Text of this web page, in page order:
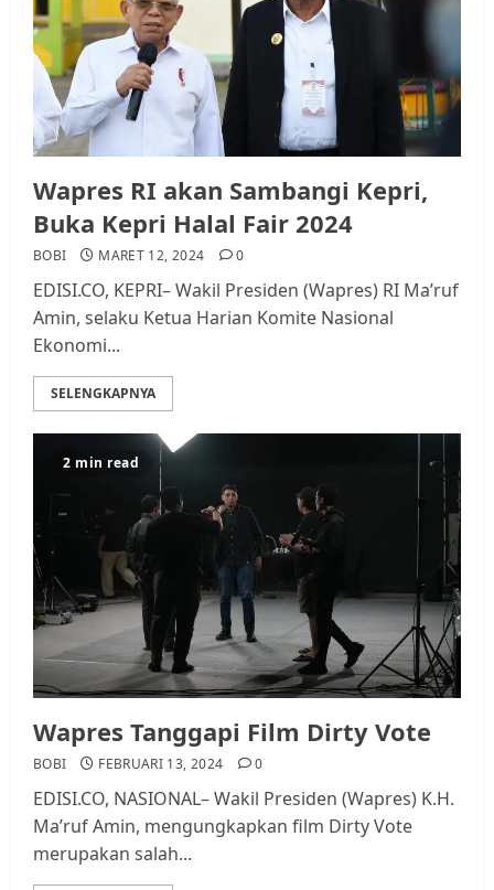
Wapres RI akan Sambangi Kepri,
Buka Kepri Halal Fair 2024
BOBI MARET 12, 2024 0
EDISI.CO, KEPRI– Wakil Presiden (Wapres) RI Ma’ruf
Amin, selaku Ketua Harian Komite Nasional
Ekonomi...
SELENGKAPNYA
2 min read
Wapres Tanggapi Film Dirty Vote
BOBI FEBRUARI 13, 2024 0
EDISI.CO, NASIONAL– Wakil Presiden (Wapres) K.H.
Ma’ruf Amin, mengungkapkan film Dirty Vote
merupakan salah...